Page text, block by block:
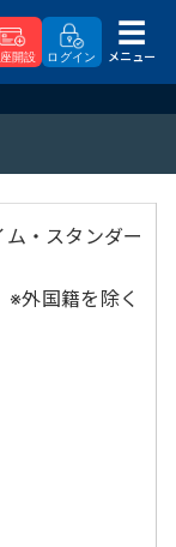
開設 ログイン メニュー
・スタンダー
外国籍を除く